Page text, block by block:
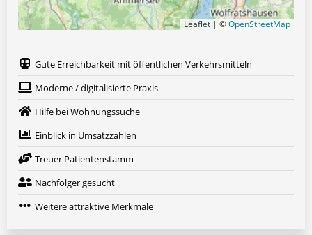
Leaflet | ©OpenStreetMap
Gute Erreichbarkeit mit öffentlichen Verkehrsmitteln
Moderne / digitalisierte Praxis
Hilfe bei Wohnungssuche
Einblick in Umsatzzahlen
Treuer Patientenstamm
Nachfolger gesucht
Weitere attraktive Merkmale